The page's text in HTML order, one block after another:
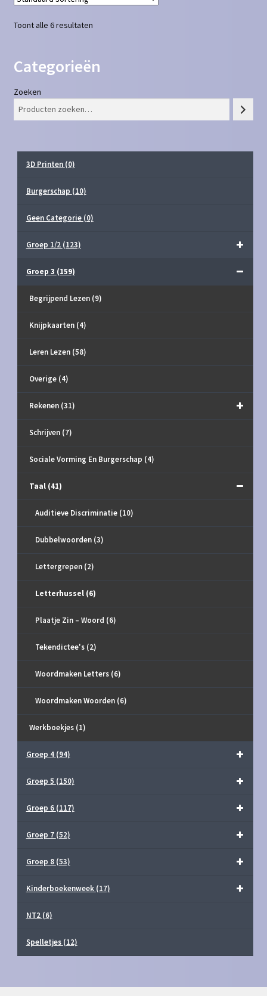
Toont alle 6 resultaten
Categorieën
Zoeken
3D Printen (0)
Burgerschap (10)
Geen Categorie (0)
Groep 1/2 (123)
Groep 3 (159)
Begrijpend Lezen (9)
Knijpkaarten (4)
Leren Lezen (58)
Overige (4)
Rekenen (31)
Schrijven (7)
Sociale Vorming En Burgerschap (4)
Taal (41)
Auditieve Discriminatie (10)
Dubbelwoorden (3)
Lettergrepen (2)
Letterhussel (6)
Plaatje Zin – Woord (6)
Tekendictee's (2)
Woordmaken Letters (6)
Woordmaken Woorden (6)
Werkboekjes (1)
Groep 4 (94)
Groep 5 (150)
Groep 6 (117)
Groep 7 (52)
Groep 8 (53)
Kinderboekenweek (17)
NT2 (6)
Spelletjes (12)